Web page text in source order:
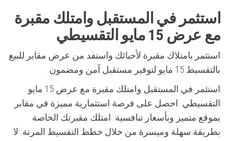
استثمر في المستقبل وامتلك مقبرة
مع عرض 15 مايو التقسيطي
استثمر بامتلاك مقبرة لأحبائك واستفد من عرض مقابر للبيع
بالتقسيط 15 مايو لتوفير مستقبل آمن ومضمون.
استثمر في المستقبل وامتلك مقبرة مع عرض 15 مايو
التقسيطي. احصل على فرصة استثمارية مميزة في مقابر
بموقع متميز وبأسعار تنافسية. امتلك مقبرتك الخاصة
بطريقة سهلة وميسرة من خلال خطط التقسيط المرنة. لا